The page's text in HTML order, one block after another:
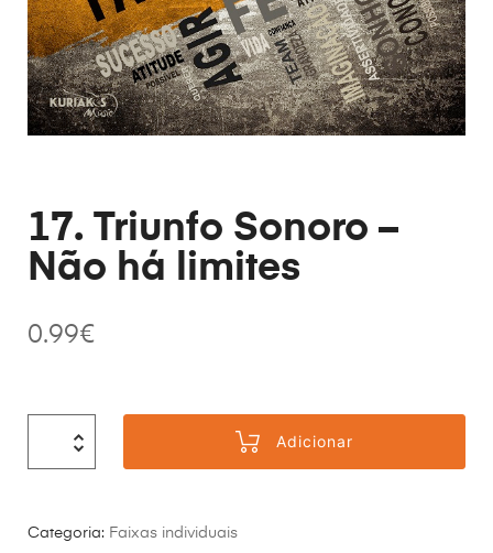
17. Triunfo Sonoro –
Não há limites
0.99€
Adicionar
Categoria: Faixas individuais